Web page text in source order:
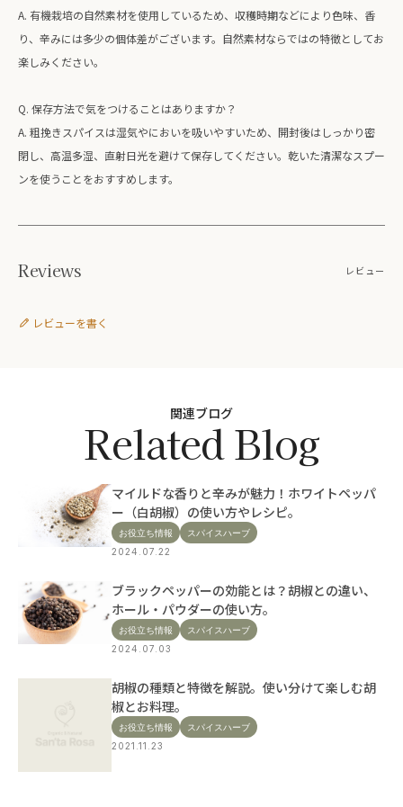
A. 有機栽培の自然素材を使用しているため、収穫時期などにより色味、香
り、辛みには多少の個体差がございます。自然素材ならではの特徴としてお
楽しみください。
Q. 保存方法で気をつけることはありますか？
A. 粗挽きスパイスは湿気やにおいを吸いやすいため、開封後はしっかり密
閉し、高温多湿、直射日光を避けて保存してください。乾いた清潔なスプー
ンを使うことをおすすめします。
レビュー
Reviews
レビューを書く
関連ブログ
Related Blog
マイルドな香りと辛みが魅力！ホワイトペッパ
ー（白胡椒）の使い方やレシピ。
お役立ち情報 スパイスハーブ
2024.07.22
ブラックペッパーの効能とは？胡椒との違い、
ホール・パウダーの使い方。
お役立ち情報 スパイスハーブ
2024.07.03
胡椒の種類と特徴を解説。使い分けて楽しむ胡
椒とお料理。
お役立ち情報 スパイスハーブ
2021.11.23